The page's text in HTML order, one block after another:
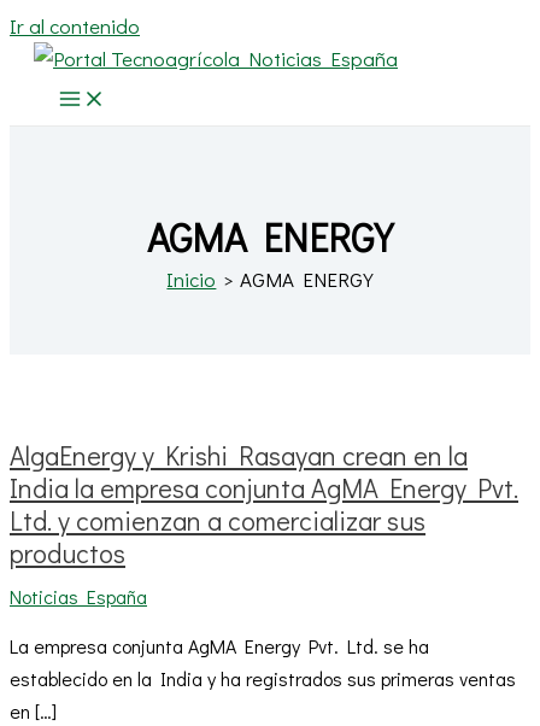
Ir al contenido
AGMA ENERGY
Inicio AGMA ENERGY
AlgaEnergy y Krishi Rasayan crean en la
India la empresa conjunta AgMA Energy Pvt.
Ltd. y comienzan a comercializar sus
productos
Noticias España
La empresa conjunta AgMA Energy Pvt. Ltd. se ha
establecido en la India y ha registrados sus primeras ventas
en […]